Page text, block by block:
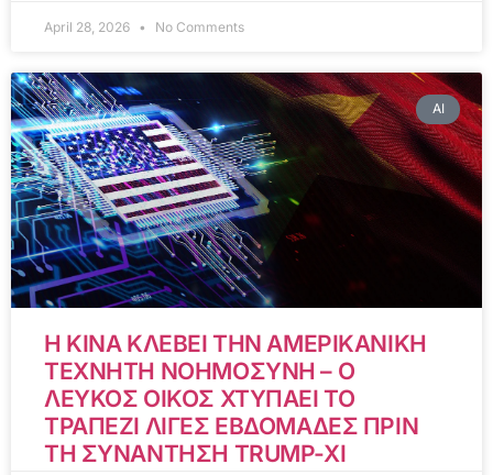
April 28, 2026 No Comments
AI
Η ΚΙΝΑ ΚΛΕΒΕΙ ΤΗΝ ΑΜΕΡΙΚΑΝΙΚΗ
ΤΕΧΝΗΤΗ ΝΟΗΜΟΣΥΝΗ – Ο
ΛΕΥΚΟΣ ΟΙΚΟΣ ΧΤΥΠΑΕΙ ΤΟ
ΤΡΑΠΕΖΙ ΛΙΓΕΣ ΕΒΔΟΜΑΔΕΣ ΠΡΙΝ
ΤΗ ΣΥΝΑΝΤΗΣΗ TRUMP-XI